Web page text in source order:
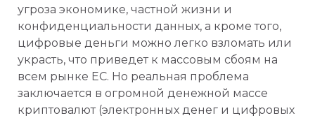
угроза экономике, частной жизни и
конфиденциальности данных, а кроме того,
цифровые деньги можно легко взломать или
украсть, что приведет к массовым сбоям на
всем рынке ЕС. Но реальная проблема
заключается в огромной денежной массе
криптовалют (электронных денег и цифровых